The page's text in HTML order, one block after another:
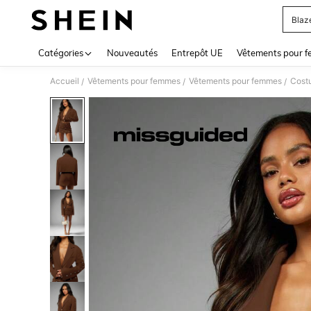
Catégories Nouveautés Entrepôt UE Vêtements pour
Accueil / Vêtements pour femmes / Vêtements pour femmes /